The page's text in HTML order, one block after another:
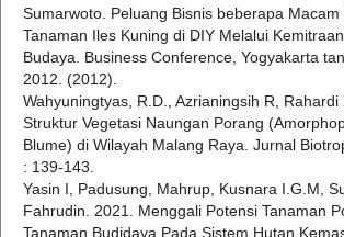
Sumarwoto. Peluang Bisnis beberapa Macam
Tanaman Iles Kuning di DIY Melalui
Budaya. Business Conference, Yogyakarta
2012. (2012).
Wahyuningtyas, R.D., Azrianingsih R, Rahardi
Struktur Vegetasi Naungan Porang
Blume) di Wilayah Malang Raya. Jurnal
: 139-143.
Yasin I, Padusung, Mahrup, Kusnara I.G.M,
Fahrudin. 2021. Menggali Potensi Tanaman
Tanaman Budidaya Pada Sistem Hutan